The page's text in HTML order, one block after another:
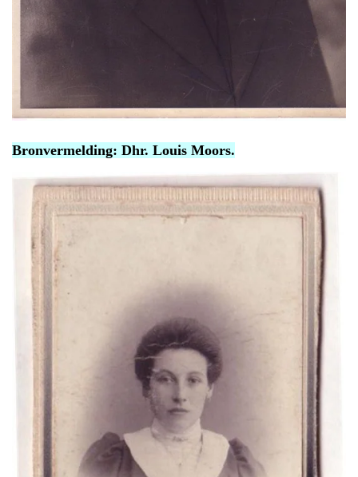
Bronvermelding: Dhr. Louis Moors.